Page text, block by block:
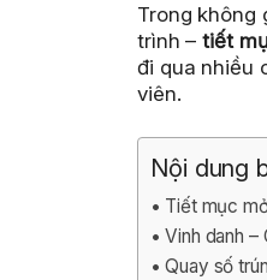
Trong không
trình –tiết
đi qua nhiều
viên.
Nội dung
Tiết mục
Vinh danh –
Quay số